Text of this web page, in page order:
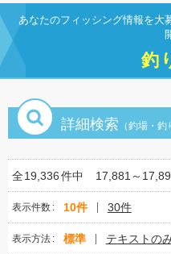
に
移
動
あなたのフィッシング情報を大
釣
詳細検索 （釣場・
全19,336件中 17,881～
表示件数 10件 30件
表示方法 標準 テキストの